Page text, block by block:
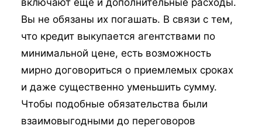
включают ещё и дополнительные расходы.
Вы не обязаны их погашать. В связи с тем,
что кредит выкупается агентствами по
минимальной цене, есть возможность
мирно договориться о приемлемых сроках
и даже существенно уменьшить сумму.
Чтобы подобные обязательства были
взаимовыгодными до переговоров